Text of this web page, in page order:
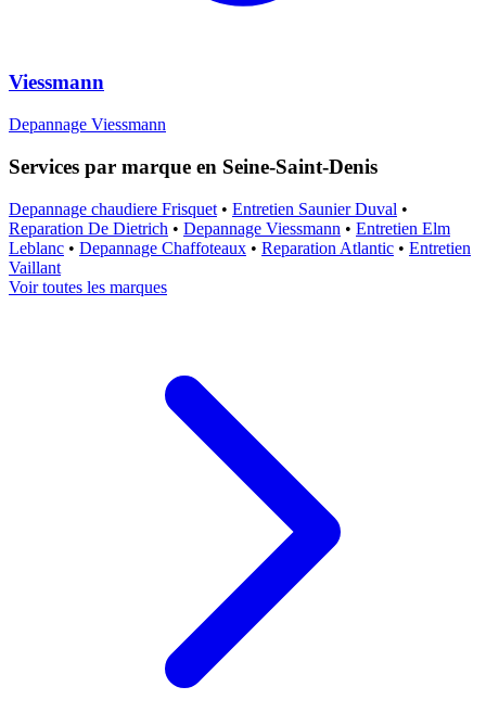
Viessmann
Depannage Viessmann
Services par marque en Seine-Saint-Denis
Depannage chaudiere Frisquet • Entretien Saunier Duval •
Reparation De Dietrich • Depannage Viessmann • Entretien Elm
Leblanc • Depannage Chaffoteaux • Reparation Atlantic • Entretien
Vaillant
Voir toutes les marques